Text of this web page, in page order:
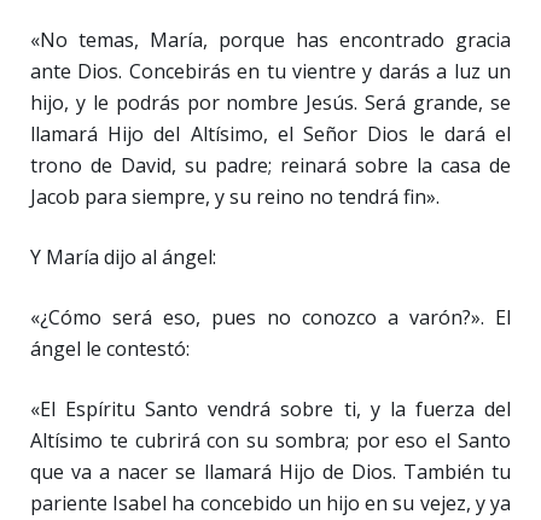
«No temas, María, porque has encontrado gracia
ante Dios. Concebirás en tu vientre y darás a luz un
hijo, y le podrás por nombre Jesús. Será grande, se
llamará Hijo del Altísimo, el Señor Dios le dará el
trono de David, su padre; reinará sobre la casa de
Jacob para siempre, y su reino no tendrá fin».
Y María dijo al ángel:
«¿Cómo será eso, pues no conozco a varón?». El
ángel le contestó:
«El Espíritu Santo vendrá sobre ti, y la fuerza del
Altísimo te cubrirá con su sombra; por eso el Santo
que va a nacer se llamará Hijo de Dios. También tu
pariente Isabel ha concebido un hijo en su vejez, y ya